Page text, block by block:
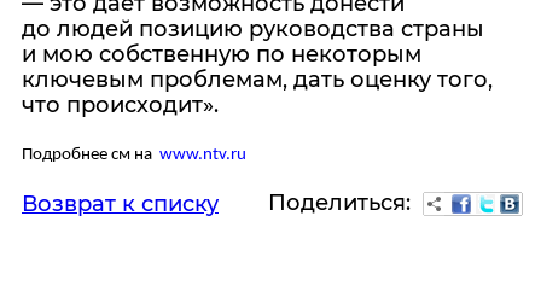
до людей позицию руководства страны
и мою собственную по некоторым
ключевым проблемам, дать оценку того,
что происходит».
Подробнее см на www.ntv.ru
Возврат к списку Поделиться: